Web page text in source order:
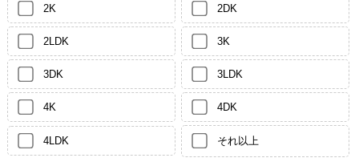
2K 2DK
2LDK 3K
3DK 3LDK
4K 4DK
4LDK それ以上